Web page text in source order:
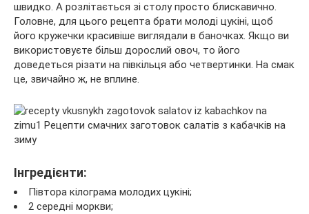
швидко. А розлітається зі столу просто блискавично.
Головне, для цього рецепта брати молоді цукіні, щоб
його кружечки красивіше виглядали в баночках. Якщо ви
використовуєте більш дорослий овоч, то його
доведеться різати на півкільця або четвертинки. На смак
це, звичайно ж, не вплине.
Інгредієнти:
Півтора кілограма молодих цукіні;
2 середні моркви;